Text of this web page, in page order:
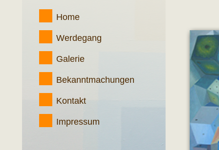
Home
Werdegang
Galerie
Bekanntmachungen
Kontakt
Impressum